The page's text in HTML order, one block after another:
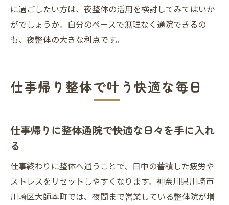
に過ごしたい方は、夜整体の活用を検討してみてはいか
がでしょうか。自分のペースで無理なく通院できるの
も、夜整体の大きな利点です。
仕事帰り整体で叶う快適な毎日
仕事帰りに整体通院で快適な日々を手に入れ
る
仕事終わりに整体へ通うことで、日中の蓄積した疲労や
ストレスをリセットしやすくなります。神奈川県川崎市
川崎区大師本町では、夜間まで営業している整体院が増